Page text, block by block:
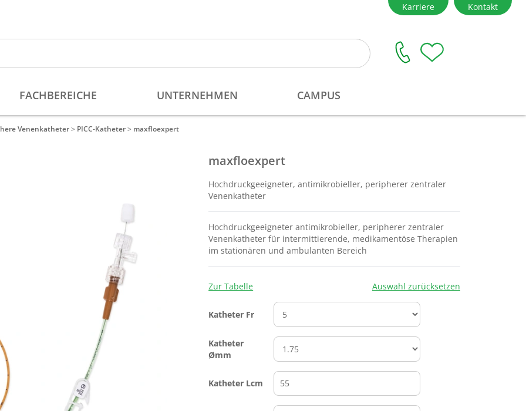
Venenkatheter> PICC-Katheter> maxfloexpert
maxfloexpert
Hochdruckgeeigneter, antimikrobieller, peripherer zentraler
Venenkatheter
Hochdruckgeeigneter antimikrobieller, peripherer zentraler
Venenkatheter für intermittierende, medikamentöse Therapien
im stationären und ambulanten Bereich
Zur Tabelle Auswahl zurücksetzen
Katheter Fr
Katheter
Ømm
Katheter Lcm